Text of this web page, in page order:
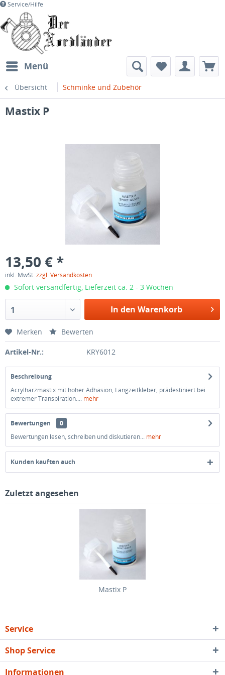
Service/Hilfe
Menü
Übersicht Schminke und Zubehör
Mastix P
13,50 € *
inkl. MwSt.zzgl. Versandkosten
Sofort versandfertig, Lieferzeit ca. 2 - 3 Wochen
1 In den Warenkorb
Merken Bewerten
Artikel-Nr.: KRY6012
Beschreibung
Acrylharzmastix mit hoher Adhäsion, Langzeitkleber, prädestiniert bei
extremer Transpiration.... mehr
Bewertungen
0
Bewertungen lesen, schreiben und diskutieren... mehr
Kunden kauften auch
Zuletzt angesehen
Mastix P
Service
Shop Service
Informationen